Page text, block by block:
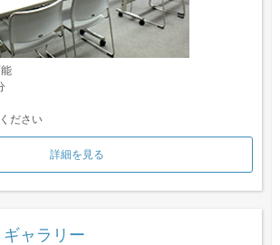
ださい
詳細を見る
ャラリー